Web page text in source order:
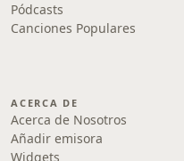
Pódcasts
Canciones Populares
ACERCA DE
Acerca de Nosotros
Añadir emisora
Widgets